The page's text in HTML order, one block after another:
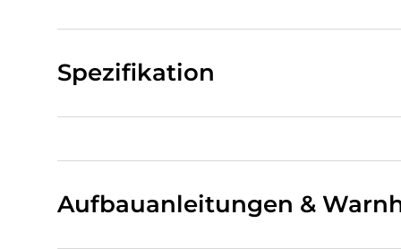
Spezifikation
Aufbauanleitungen &